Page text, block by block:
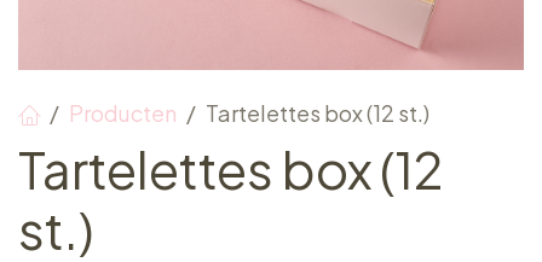
Producten Tartelettes box (12 st.)
Tartelettes box (12
st.)